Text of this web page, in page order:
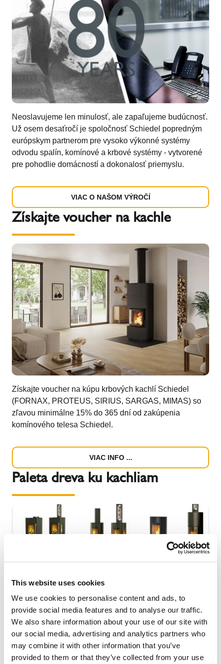
This website uses cookies
We use cookies to personalise content and ads, to
provide social media features and to analyse our traffic.
We also share information about your use of our site with
our social media, advertising and analytics partners who
may combine it with other information that you’ve
provided to them or that they’ve collected from your use
Neoslavujeme len minulosť, ale zapaľujeme budúcnosť.
Už osem desaťročí je spoločnosť Schiedel popredným
európskym partnerom pre vysoko výkonné systémy
odvodu spalín, komínové a krbové systémy - vytvorené
pre pohodlie domácností a dokonalosť priemyslu.
VIAC O NAŠOM VÝROČÍ
Získajte voucher na kachle
Získajte voucher na kúpu krbových kachlí Schiedel
(FORNAX, PROTEUS, SIRIUS, SARGAS, MIMAS) so
zľavou minimálne 15% do 365 dní od zakúpenia
komínového telesa Schiedel.
VIAC INFO ...
Paleta dreva ku kachliam
Kúpte si kachle alebo krb Schiedel a získajte k nim
paletu palivového dreva.